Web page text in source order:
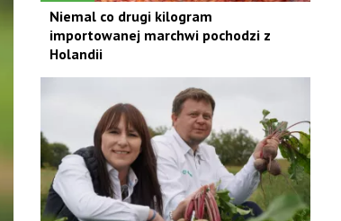
Niemal co drugi kilogram
importowanej marchwi pochodzi z
Holandii